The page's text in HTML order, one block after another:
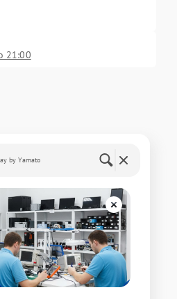
21:00
by Yamato